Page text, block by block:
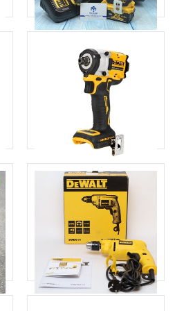
18V Dewalt DCF894M2
5.750.000đ
Chọn sản phẩm
Máy siết bulong dùng pin
20V Dewalt DCF922
3.880.000đ
Thêm giỏ hàng